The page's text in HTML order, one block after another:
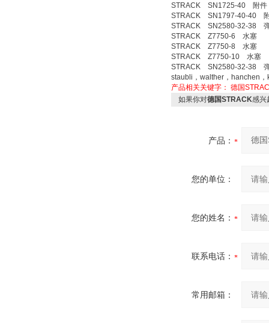
STRACK SN1725-40 附件
STRACK SN1797-40-40
STRACK SN2580-32-38
STRACK Z7750-6 水塞
STRACK Z7750-8 水塞
STRACK Z7750-10 水塞
STRACK SN2580-32-38
staubli，walther，hanchen
产品相关关键字： 德国
如果你对德国STRACK感兴
产品：
您的单位：
您的姓名：
联系电话：
常用邮箱：